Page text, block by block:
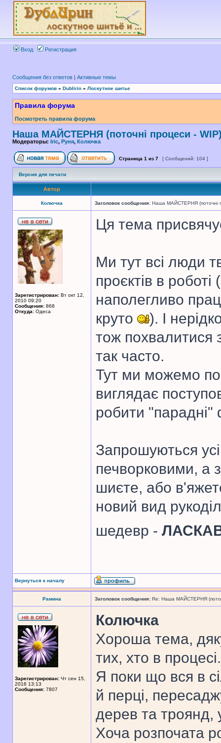
Вход Регистрация
Сообщения без ответов | Активные темы
Список форумов » Dublirin » Лоскутное шитье
Правила форума
Посмотреть правила форума
Наша МАЙСТЕРНЯ (поточні процеси -
Модераторы: Iric, Руня, Колючка
Страница 1 из 7 [ Сообщений: 104 ]
Версия для печати
Автор
Колючка Заголовок сообщения: Наша МАЙСТЕРНЯ (поточні
Зарегистрирован: Вт окт 12,
2010 09:20
Сообщения: 868
Откуда: Одеса
Ця тема
Ми тут всі люди
проєктів в
наполегливо
круто
). І
тож похвалитися
так часто.
Тут ми можемо
виглядає
робити "парадні"
Запрошуються
печворковими, а
шиєте, або
новий вид
шедевр -
Вернуться к началу
Рамина Заголовок сообщения: Re: Наша МАЙСТЕРНЯ
Зарегистрирован: Чт сен 15,
2016 13:13
Сообщения: 7807
Колючка
Хороша тема,
тих, хто в процесі.
Я поки що вся в
й перці,
дерев та троянд,
Хоча розпочата